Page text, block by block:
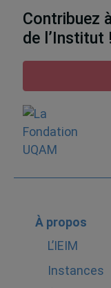
Contribuez
de l’Institut !
À propos
L’IEIM
Instances